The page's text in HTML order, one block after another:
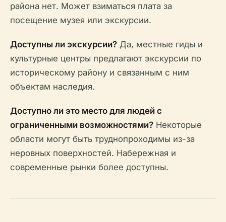
района нет. Может взиматься плата за
посещение музея или экскурсии.
Доступны ли экскурсии? Да, местные гиды и
культурные центры предлагают экскурсии по
историческому району и связанным с ним
объектам наследия.
Доступно ли это место для людей с
ограниченными возможностями? Некоторые
области могут быть труднопроходимы из-за
неровных поверхностей. Набережная и
современные рынки более доступны.